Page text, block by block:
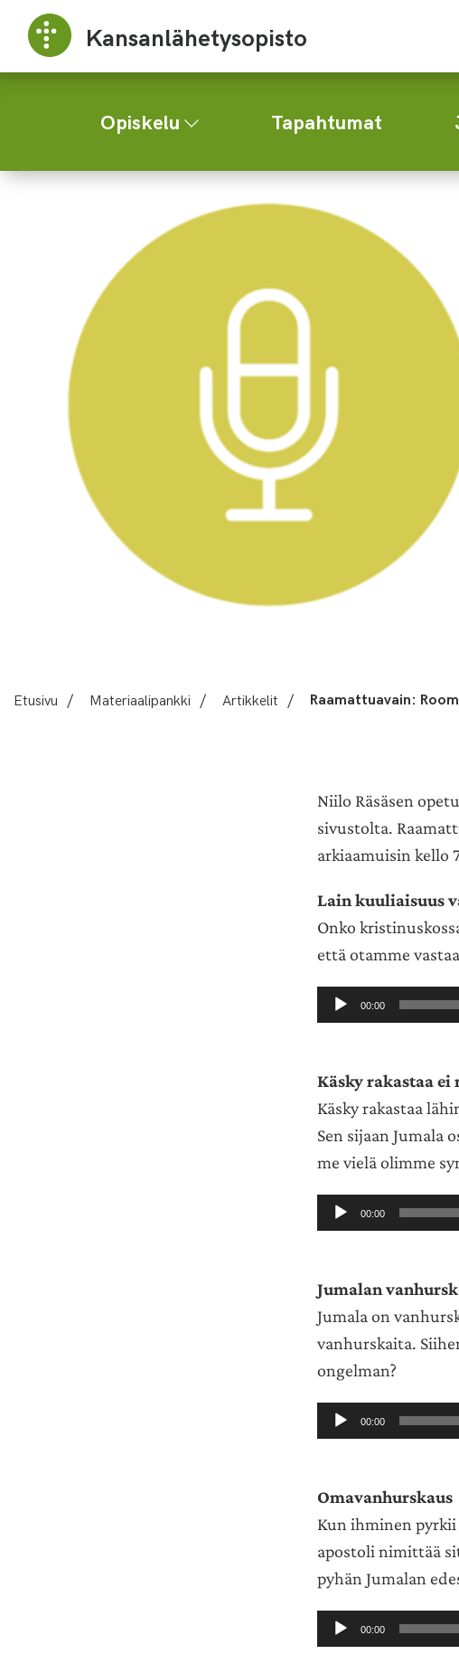
Kansanlähetysopisto
Opiskelu Tapahtumat
Etusivu / Materiaalipankki / Artikkelit / Raamattuavain:
Niilo Räsäsen
sivustolta.
arkiaamuisin kello
Lain kuuliaisuus
Onko
että otamme
Äänitoistin00:00
Käsky rakastaa ei
Käsky rakastaa
Sen sijaan Jumala
me vielä olimme
Äänitoistin00:00
Jumalan
Jumala on
vanhurskaita.
ongelman?
Äänitoistin00:00
Omavanhurskaus
Kun ihminen pyrkii
apostoli nimittää
pyhän Jumalan
Äänitoistin00:00